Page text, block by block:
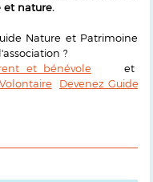
et nature.
Nature et Patrimoine
?
et bénévole et
Devenez Guide